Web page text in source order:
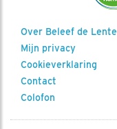
Over Beleef de Lente
Mijn privacy
Cookieverklaring
Contact
Colofon